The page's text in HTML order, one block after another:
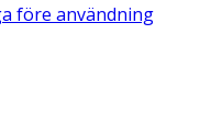
före användning